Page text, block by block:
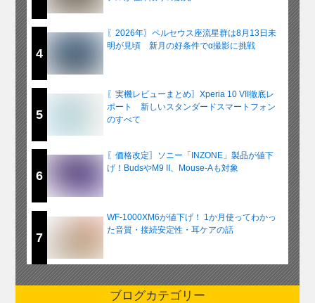
4
〖2026年〗ペルセウス座流星群は8月13日未
明が見頃 新月の好条件でα撮影に挑戦
5
〖実機レビューまとめ〗Xperia 10 VII徹底レ
ポート 新しいスタンダードスマートフォン
のすべて
6
〖価格改定〗ソニー「INZONE」製品が値下
げ！BudsやM9 II、Mouse-Aも対象
7
WF-1000XM6が値下げ！ 1か月使ってわかっ
た音質・接続安定性・耳ケアの話
ブログカテゴリー